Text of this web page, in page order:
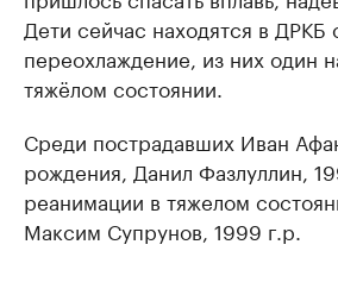
Дети сейчас находятся в ДРКБ
переохлаждение, из них один
тяжёлом состоянии.
Среди пострадавших Иван
рождения, Данил Фазлуллин,
реанимации в тяжелом
Максим Супрунов, 1999 г.р.